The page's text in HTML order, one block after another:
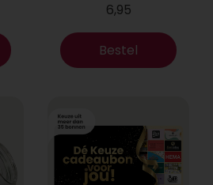
6,95
Bestel